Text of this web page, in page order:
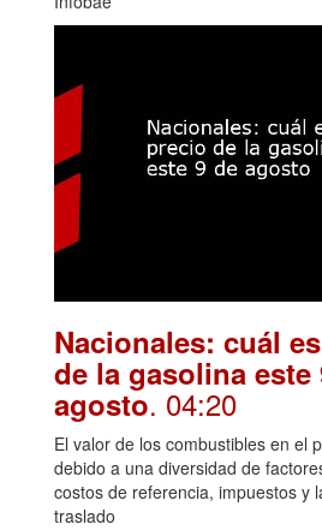
Nacionales: cuál
de la gasolina este
agosto. 04:20
El valor de los combustibles en el
debido a una diversidad de
costos de referencia, impuestos y
traslado